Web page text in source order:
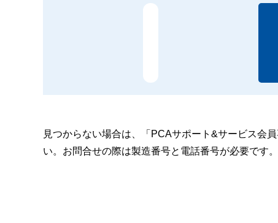
見つからない場合は、「PCAサポート&サービス会
い。お問合せの際は製造番号と電話番号が必要です。